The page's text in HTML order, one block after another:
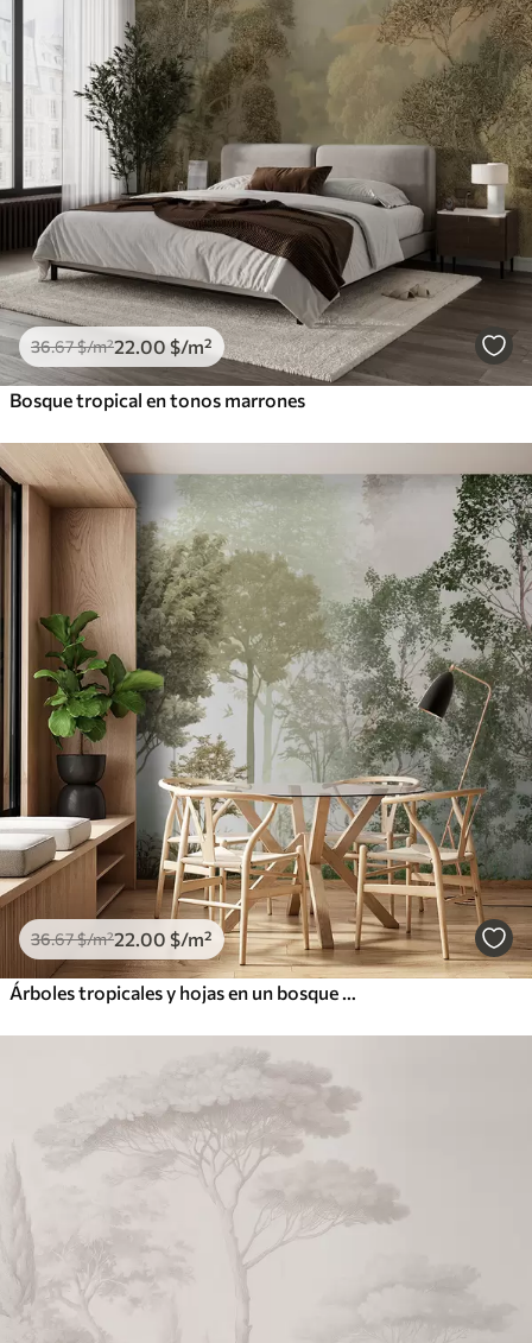
36.67$/m²22 .00 $/m²
Bosque tropical en tonos marrones
36.67$/m²22 .00 $/m²